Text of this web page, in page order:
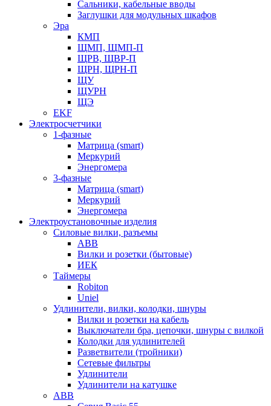
Сальники, кабельные вводы
Заглушки для модульных шкафов
Эра
КМП
ЩМП, ЩМП-П
ЩРВ, ЩВР-П
ЩРН, ЩРН-П
ЩУ
ЩУРН
ЩЭ
EKF
Электросчетчики
1-фазные
Матрица (smart)
Меркурий
Энергомера
3-фазные
Матрица (smart)
Меркурий
Энергомера
Электроустановочные изделия
Силовые вилки, разъемы
ABB
Вилки и розетки (бытовые)
ИЕК
Таймеры
Robiton
Uniel
Удлинители, вилки, колодки, шнуры
Вилки и розетки на кабель
Выключатели бра, цепочки, шнуры с вилкой
Колодки для удлинителей
Разветвители (тройники)
Сетевые фильтры
Удлинители
Удлинители на катушке
ABB